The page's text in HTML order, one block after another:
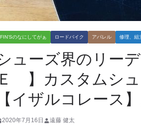
FIN'Sのなにしてがぁ ロードバイク アパレル 修理、組
ューズ界のリー
Ｅ 】カスタムシ
【イザルコレース】
2020年7月16日 遠藤 健太